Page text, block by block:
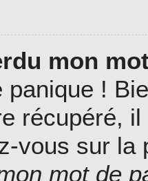
mon
panique !
récupéré,
vous sur
mot de